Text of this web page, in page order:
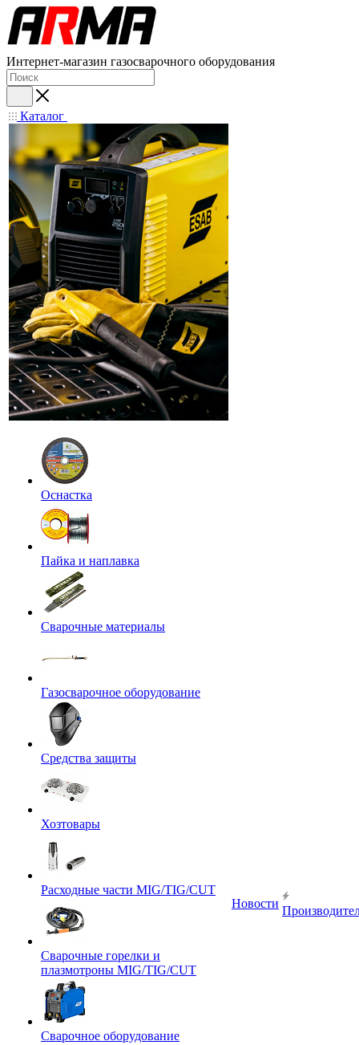
Интернет-магазин газосварочного оборудования
Каталог
Оснастка
Пайка и наплавка
Сварочные материалы
Газосварочное оборудование
Средства защиты
Хозтовары
Расходные части MIG/TIG/CUT
Сварочные горелки и
плазмотроны MIG/TIG/CUT
Сварочное оборудование
Новости